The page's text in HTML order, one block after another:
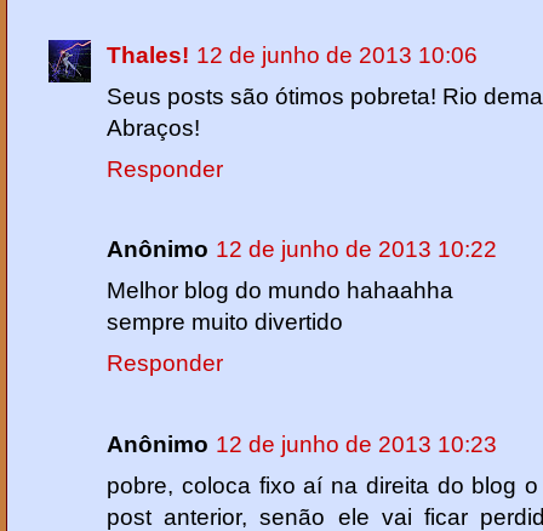
Thales! 12 de junho de 2013 10:06
Seus posts são ótimos pobreta! Rio
Abraços!
Responder
Anônimo 12 de junho de 2013 10:22
Melhor blog do mundo hahaahha
sempre muito divertido
Responder
Anônimo 12 de junho de 2013 10:23
pobre, coloca fixo aí na direita do blog
post anterior, senão ele vai ficar